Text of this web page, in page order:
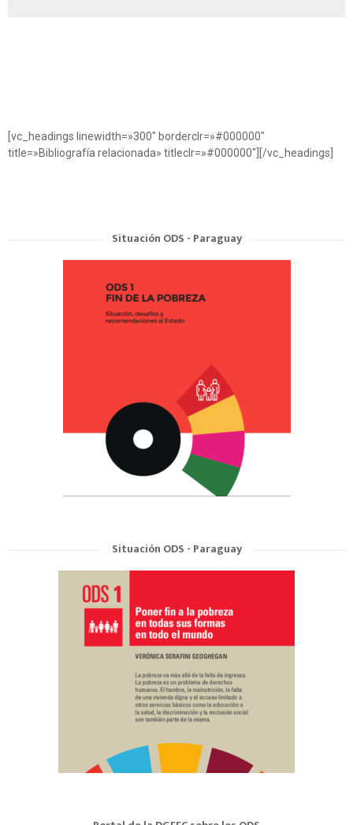
[vc_headings linewidth=»300″ borderclr=»#000000″
title=»Bibliografía relacionada» titleclr=»#000000″][/vc_headings]
Situación ODS - Paraguay
Situación ODS - Paraguay